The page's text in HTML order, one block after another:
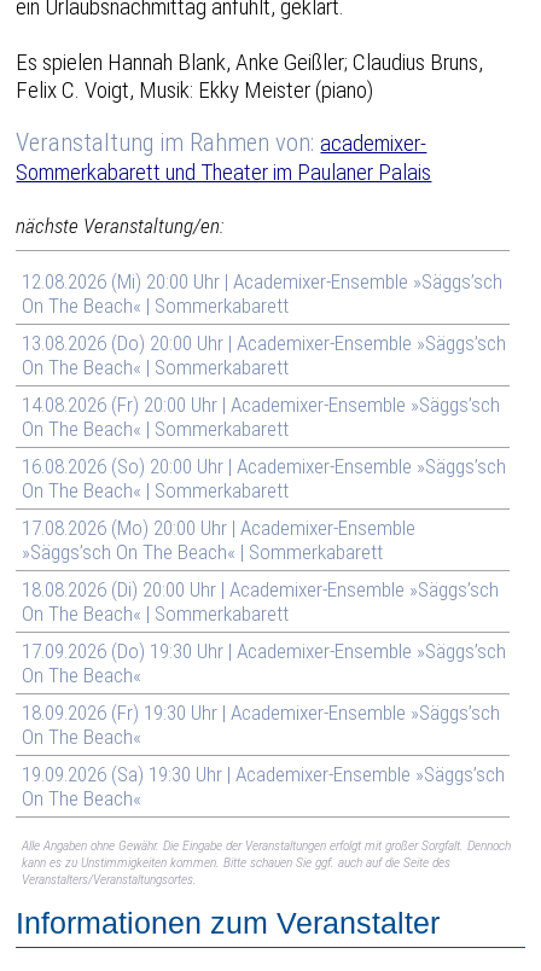
ein Urlaubsnachmittag anfühlt, geklärt.
Es spielen Hannah Blank, Anke Geißler; Claudius Bruns,
Felix C. Voigt, Musik: Ekky Meister (piano)
Veranstaltung im Rahmen von: academixer-
Sommerkabarett und Theater im Paulaner Palais
nächste Veranstaltung/en:
12.08.2026 (Mi) 20:00 Uhr | Academixer-Ensemble »Säggs’sch
On The Beach« | Sommerkabarett
13.08.2026 (Do) 20:00 Uhr | Academixer-Ensemble »Säggs’sch
On The Beach« | Sommerkabarett
14.08.2026 (Fr) 20:00 Uhr | Academixer-Ensemble »Säggs’sch
On The Beach« | Sommerkabarett
16.08.2026 (So) 20:00 Uhr | Academixer-Ensemble »Säggs’sch
On The Beach« | Sommerkabarett
17.08.2026 (Mo) 20:00 Uhr | Academixer-Ensemble
»Säggs’sch On The Beach« | Sommerkabarett
18.08.2026 (Di) 20:00 Uhr | Academixer-Ensemble »Säggs’sch
On The Beach« | Sommerkabarett
17.09.2026 (Do) 19:30 Uhr | Academixer-Ensemble »Säggs’sch
On The Beach«
18.09.2026 (Fr) 19:30 Uhr | Academixer-Ensemble »Säggs’sch
On The Beach«
19.09.2026 (Sa) 19:30 Uhr | Academixer-Ensemble »Säggs’sch
On The Beach«
Alle Angaben ohne Gewähr. Die Eingabe der Veranstaltungen erfolgt mit großer Sorgfalt. Dennoch
kann es zu Unstimmigkeiten kommen. Bitte schauen Sie ggf. auch auf die Seite des
Veranstalters/Veranstaltungsortes.
Informationen zum Veranstalter